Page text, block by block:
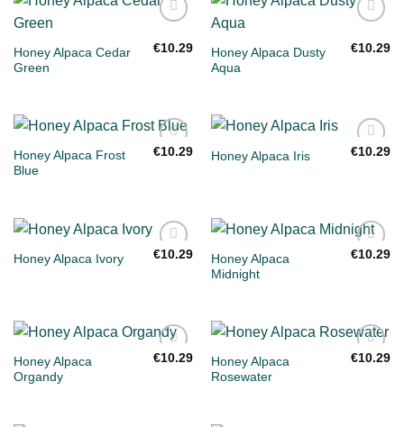
aan
Honey Alpaca Cedar
Green
€10.29
aan
Honey Alpaca Dusty
Aqua
€10.29
Toevoegen
Honey Alpaca Frost
Blue
€10.29
Toevoegen
Honey Alpaca Iris €10.29
Toevoegen
Honey Alpaca Ivory €10.29
Toevoegen
Honey Alpaca
Midnight
€10.29
Toevoegen
Honey Alpaca
Organdy
€10.29
Toevoegen
Honey Alpaca
Rosewater
€10.29